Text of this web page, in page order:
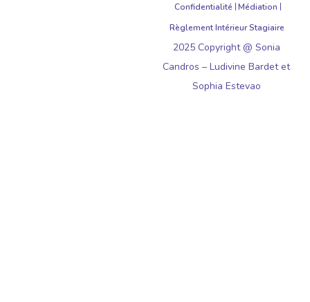
Confidentialité Médiation
Règlement Intérieur Stagiaire
2025 Copyright @ Sonia
Candros – Ludivine Bardet et
Sophia Estevao